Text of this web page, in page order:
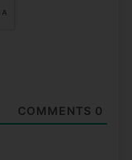
0